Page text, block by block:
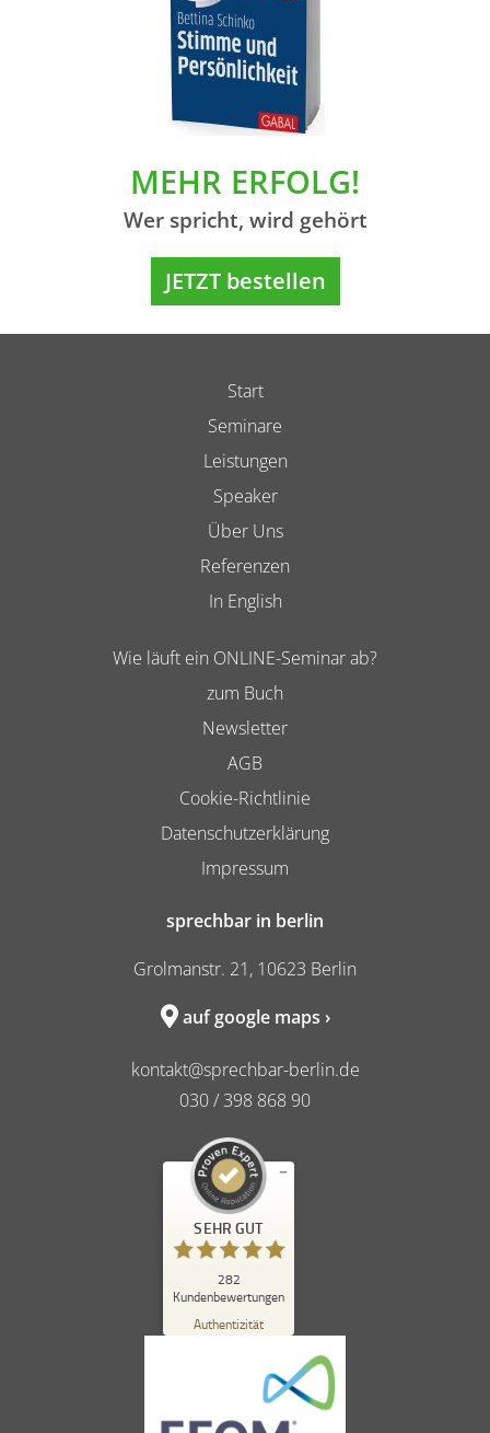
MEHR ERFOLG!
Wer spricht, wird gehört
JETZT bestellen
Start
Seminare
Leistungen
Speaker
Über Uns
Referenzen
In English
Wie läuft ein ONLINE-Seminar ab?
zum Buch
Newsletter
AGB
Cookie-Richtlinie
Datenschutzerklärung
Impressum
sprechbar in berlin
Grolmanstr. 21, 10623 Berlin
auf google maps ›
kontakt@sprechbar-berlin.de
030 / 398 868 90
SEHR GUT
282
Kundenbewertungen
Authentizität
Kundenbewertungen und Erfahrungen zu
sprechbar in berlin
Empfehlungen auf
ProvenExpert.com
4,84
/
262
Bewertungen auf
ProvenExpert.com
anderen Quelle